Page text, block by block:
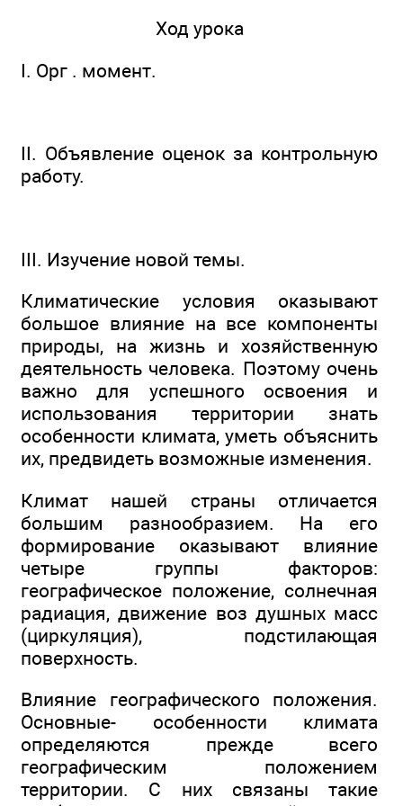
Ход урока
I. Орг . момент.
II. Объявление оценок за контрольную
работу.
III. Изучение новой темы.
Климатические условия оказывают
большое влияние на все компоненты
природы, на жизнь и хозяйственную
деятельность человека. Поэтому очень
важно для успешного освоения и
использования территории знать
особенности климата, уметь объяснить
их, предвидеть возможные изменения.
Климат нашей страны отличается
большим разнообразием. На его
формирование оказывают влияние
четыре группы факторов:
географическое положение, солнечная
радиация, движение воз душных масс
(циркуляция), подстилающая
поверхность.
Влияние географического положения.
Основные- особенности климата
определяются прежде всего
географическим положением
территории. С них связаны такие